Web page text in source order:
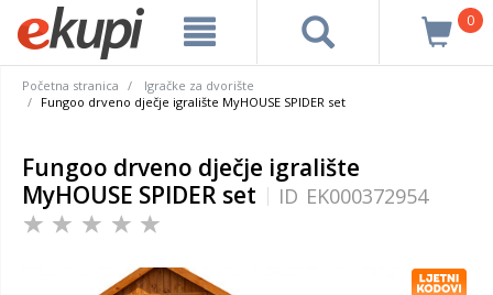
0
Početna stranica
Igračke za dvorište
Fungoo drveno dječje igralište MyHOUSE SPIDER set
Fungoo drveno dječje igralište
MyHOUSE SPIDER set
ID EK000372954